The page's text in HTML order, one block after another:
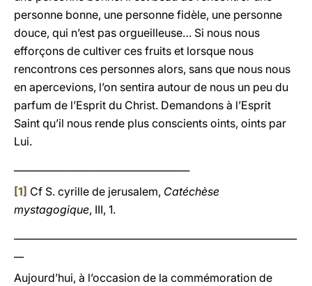
personne bonne, une personne fidèle, une personne
douce, qui n’est pas orgueilleuse… Si nous nous
efforçons de cultiver ces fruits et lorsque nous
rencontrons ces personnes alors, sans que nous nous
en apercevions, l’on sentira autour de nous un peu du
parfum de l’Esprit du Christ. Demandons à l’Esprit
Saint qu’il nous rende plus conscients oints, oints par
Lui.
[1] Cf S. cyrille de jerusalem, Catéchèse
mystagogique, III, 1.
Aujourd’hui, à l’occasion de la commémoration de